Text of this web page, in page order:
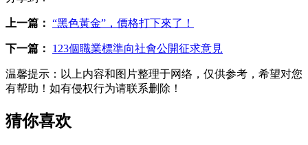
上一篇： “黑色黃金”，價格打下來了！
下一篇： 123個職業標準向社會公開征求意見
温馨提示： 以上内容和图片整理于网络，仅供参考，希望对您
有帮助！如有侵权行为请联系删除！
猜你喜欢